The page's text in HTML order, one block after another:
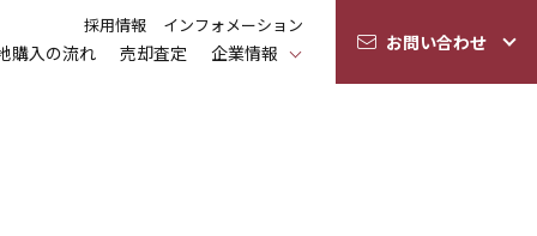
採用情報 インフォメーション
購入の流れ 売却査定 企業情報 お問い合わせ